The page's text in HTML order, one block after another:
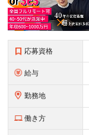
応募資格
給与
勤務地
働き方